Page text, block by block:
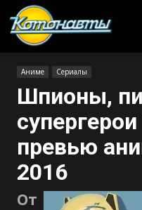
Аниме Сериалы
Шпионы,
превью
2016
От